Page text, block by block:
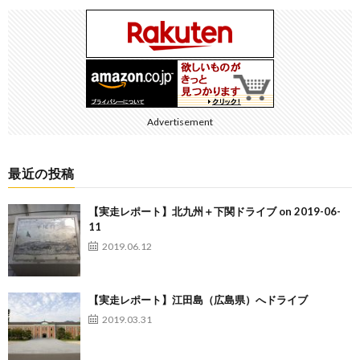
Advertisement
最近の投稿
【実走レポート】北九州＋下関ドライブ on 2019-06-
11
2019.06.12
【実走レポート】江田島（広島県）へドライブ
2019.03.31